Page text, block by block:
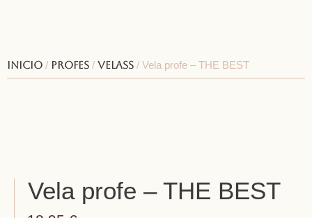
Inicio / Profes / Velass / Vela profe – THE BEST
Vela profe – THE BEST